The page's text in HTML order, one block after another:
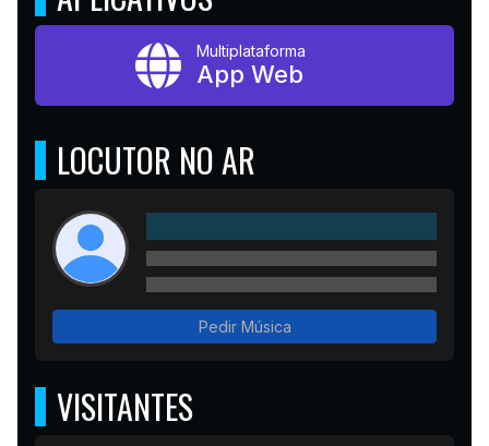
Multiplataforma
App Web
LOCUTOR NO AR
Pedir Música
VISITANTES